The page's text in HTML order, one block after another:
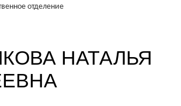
отделение
НАТАЛЬЯ